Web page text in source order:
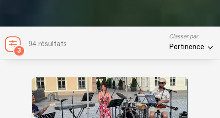
3
94 résultats
Classer par
Pertinence